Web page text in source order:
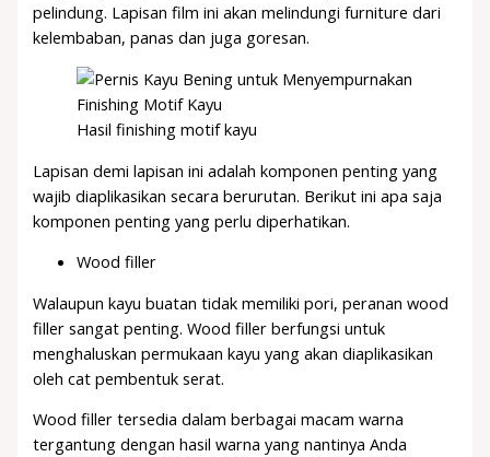
pelindung. Lapisan film ini akan melindungi furniture dari
kelembaban, panas dan juga goresan.
Hasil finishing motif kayu
Lapisan demi lapisan ini adalah komponen penting yang
wajib diaplikasikan secara berurutan. Berikut ini apa saja
komponen penting yang perlu diperhatikan.
Wood filler
Walaupun kayu buatan tidak memiliki pori, peranan wood
filler sangat penting. Wood filler berfungsi untuk
menghaluskan permukaan kayu yang akan diaplikasikan
oleh cat pembentuk serat.
Wood filler tersedia dalam berbagai macam warna
tergantung dengan hasil warna yang nantinya Anda